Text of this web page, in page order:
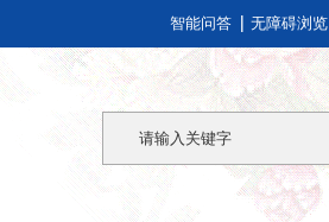
智能问答 无障碍浏览